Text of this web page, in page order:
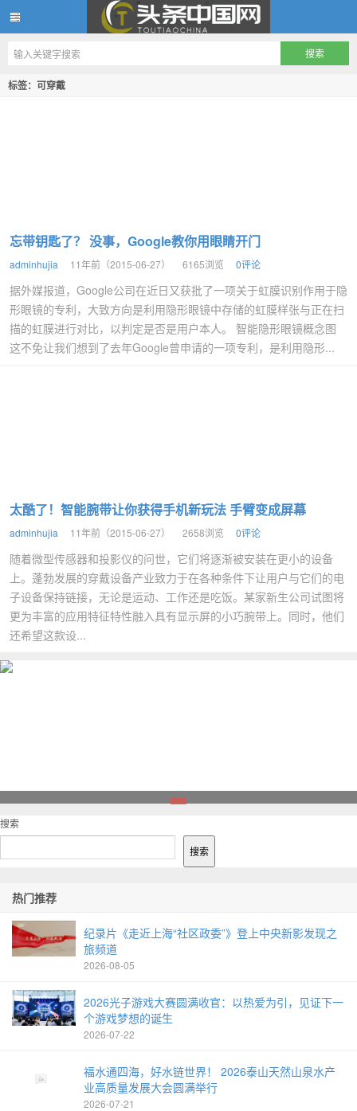
头条中国网
标签：可穿戴
忘带钥匙了？ 没事，Google教你用眼睛开门
adminhujia 11年前（2015-06-27） 6165浏览 0评论
据外媒报道，Google公司在近日又获批了一项关于虹膜识别作用于隐
形眼镜的专利，大致方向是利用隐形眼镜中存储的虹膜样张与正在扫
描的虹膜进行对比，以判定是否是用户本人。 智能隐形眼镜概念图
这不免让我们想到了去年Google曾申请的一项专利，是利用隐形...
太酷了！智能腕带让你获得手机新玩法 手臂变成屏幕
adminhujia 11年前（2015-06-27） 2658浏览 0评论
随着微型传感器和投影仪的问世，它们将逐渐被安装在更小的设备
上。蓬勃发展的穿戴设备产业致力于在各种条件下让用户与它们的电
子设备保持链接，无论是运动、工作还是吃饭。某家新生公司试图将
更为丰富的应用特征特性融入具有显示屏的小巧腕带上。同时，他们
还希望这款设...
搜索
搜索
热门推荐
纪录片《走近上海“社区政委”》登上中央新影发现之
旅频道
2026-08-05
2026光子游戏大赛圆满收官：以热爱为引，见证下一
个游戏梦想的诞生
2026-07-22
福水通四海，好水链世界！ 2026泰山天然山泉水产
业高质量发展大会圆满举行
2026-07-21